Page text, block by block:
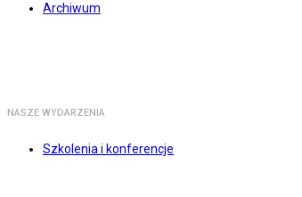
Archiwum
NASZE WYDARZENIA
Szkolenia i konferencje